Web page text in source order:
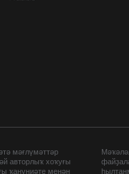
мәғлүмәттәр
авторлыҡ хоҡуғы
ҡануниәте менән